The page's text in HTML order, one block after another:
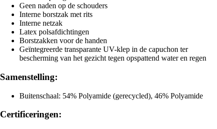
Geen naden op de schouders
Interne borstzak met rits
Interne netzak
Latex polsafdichtingen
Borstzakken voor de handen
Geïntegreerde transparante UV-klep in de capuchon ter
bescherming van het gezicht tegen opspattend water en regen
Samenstelling:
Buitenschaal: 54% Polyamide (gerecycled), 46% Polyamide
Certificeringen: